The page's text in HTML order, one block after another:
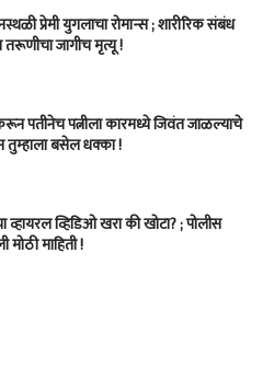
प्रेमी युगलाचा रोमान्स ; शारीरिक संबंध
जागीच मृत्यू !
पतीनेच‎ पत्नीला कारमध्ये जिवंत जाळल्याचे
तुम्हाला बसेल धक्का !
व्हायरल व्हिडिओ खरा की खोटा? ; पोलीस
माहिती !